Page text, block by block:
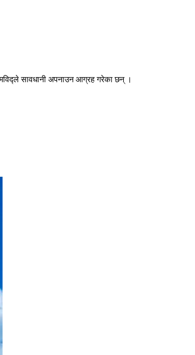
सावधानी अपनाउन आग्रह गरेका छन् ।